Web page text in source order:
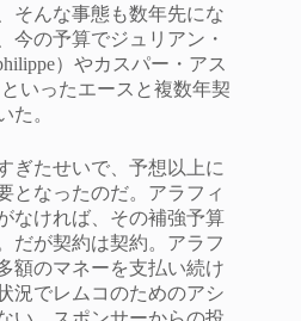
そんな事態も数年先にな
今の予算でジュリアン・
）やカスパー・アス
といったエースと複数年契
た。
ぎたせいで、予想以上に
となったのだ。アラフィ
なければ、その補強予算
だが契約は契約。アラフ
額のマネーを支払い続け
況でレムコのためのアシ